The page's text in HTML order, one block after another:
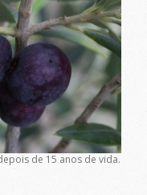
de 15 anos de vida.